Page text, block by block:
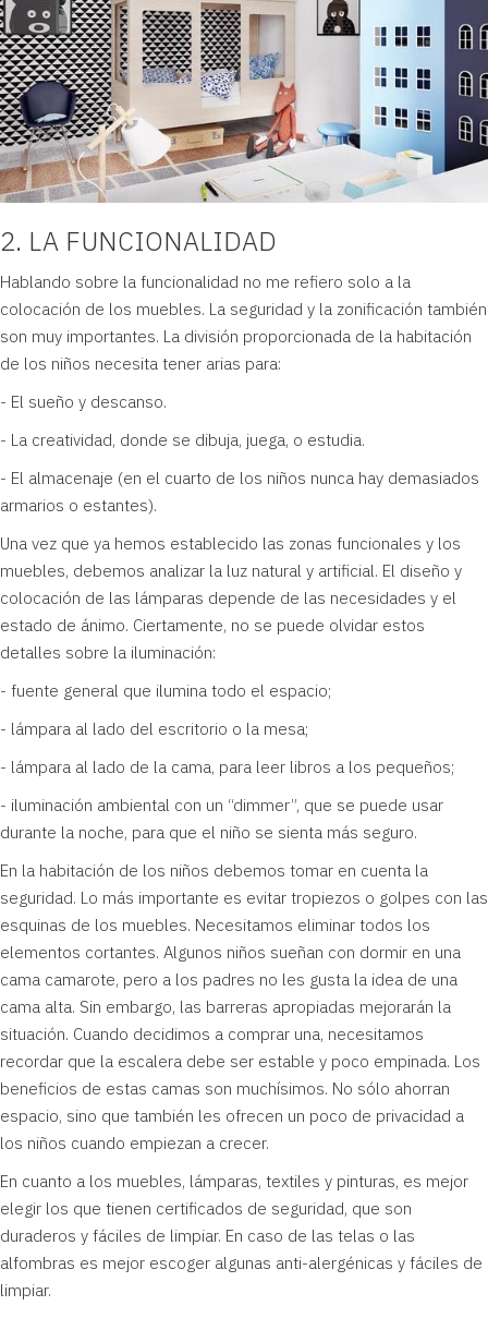
2. LA FUNCIONALIDAD
Hablando sobre la funcionalidad no me refiero solo a la
colocación de los muebles. La seguridad y la zonificación también
son muy importantes. La división proporcionada de la habitación
de los niños necesita tener arias para:
- El sueño y descanso.
- La creatividad, donde se dibuja, juega, o estudia.
- El almacenaje (en el cuarto de los niños nunca hay demasiados
armarios o estantes).
Una vez que ya hemos establecido las zonas funcionales y los
muebles, debemos analizar la luz natural y artificial. El diseño y
colocación de las lámparas depende de las necesidades y el
estado de ánimo. Ciertamente, no se puede olvidar estos
detalles sobre la iluminación:
- fuente general que ilumina todo el espacio;
- lámpara al lado del escritorio o la mesa;
- lámpara al lado de la cama, para leer libros a los pequeños;
- iluminación ambiental con un “dimmer”, que se puede usar
durante la noche, para que el niño se sienta más seguro.
En la habitación de los niños debemos tomar en cuenta la
seguridad. Lo más importante es evitar tropiezos o golpes con las
esquinas de los muebles. Necesitamos eliminar todos los
elementos cortantes. Algunos niños sueñan con dormir en una
cama camarote, pero a los padres no les gusta la idea de una
cama alta. Sin embargo, las barreras apropiadas mejorarán la
situación. Cuando decidimos a comprar una, necesitamos
recordar que la escalera debe ser estable y poco empinada. Los
beneficios de estas camas son muchísimos. No sólo ahorran
espacio, sino que también les ofrecen un poco de privacidad a
los niños cuando empiezan a crecer.
En cuanto a los muebles, lámparas, textiles y pinturas, es mejor
elegir los que tienen certificados de seguridad, que son
duraderos y fáciles de limpiar. En caso de las telas o las
alfombras es mejor escoger algunas anti-alergénicas y fáciles de
limpiar.